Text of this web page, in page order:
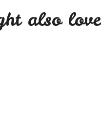
also love